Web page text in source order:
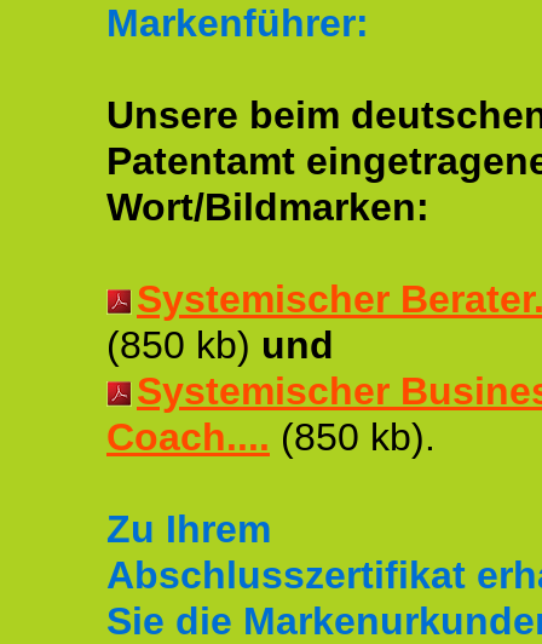
Markenführer:
Unsere beim
Patentamt
Wort/Bildmarken:
Systemischer
(850 kb) und
Systemischer
Coach.... (850 kb).
Zu Ihrem
Abschlusszertifikat
Sie die